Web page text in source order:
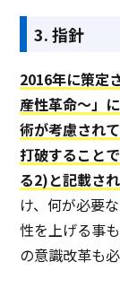
3. 指針
2016年に策定
産性革命〜」
術が考慮され
打破すること
る2)と記載さ
け、何が必要
性を上げる事
の意識改革も必